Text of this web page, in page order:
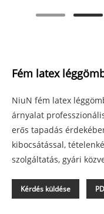
Fém latex
NiuN fém latex
árnyalat
erős tapadás
kibocsátással,
szolgáltatás, gyári
Kérdés küldése